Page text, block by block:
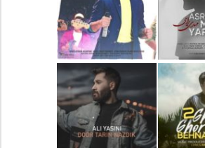
مهدی
اسرار
دانلود آهنگ جدید فرزاد
فرزین بنام آتیش